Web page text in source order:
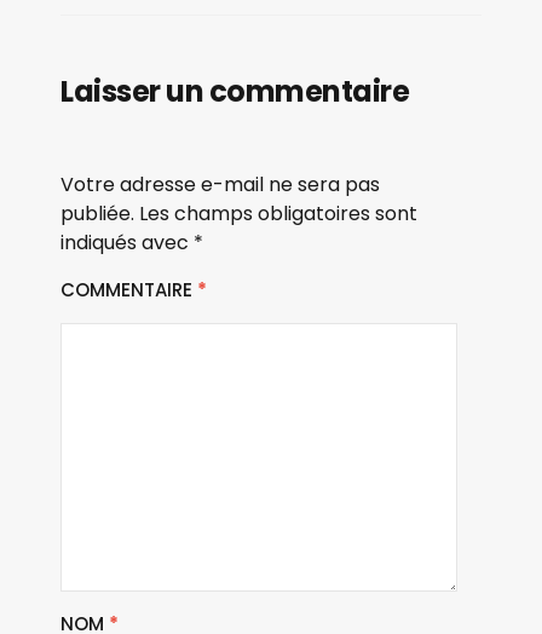
Laisser un commentaire
Votre adresse e-mail ne sera pas
publiée. Les champs obligatoires sont
indiqués avec *
COMMENTAIRE *
NOM *